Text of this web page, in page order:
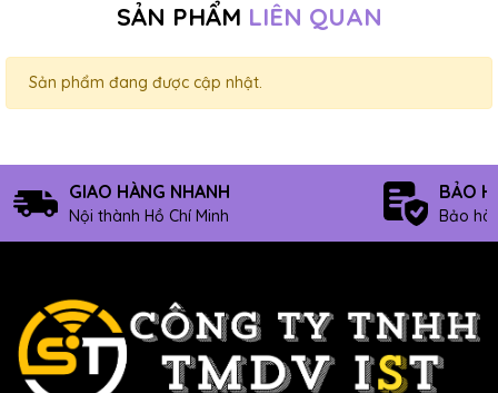
SẢN PHẨM LIÊN QUAN
Sản phẩm đang được cập nhật.
GIAO HÀNG NHANH
Nội thành Hồ Chí Minh
BẢO
Bảo